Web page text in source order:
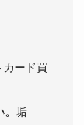
カード買
垢